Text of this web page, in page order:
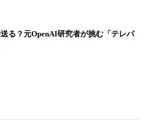
る？元OpenAI研究者が挑む「テレパ